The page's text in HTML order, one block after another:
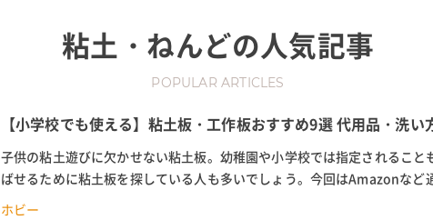
粘土・ねんどの人気記事
POPULAR ARTICLES
【小学校でも使える】粘土板・工作板おすすめ9選 代用品・洗い
子供の粘土遊びに欠かせない粘土板。幼稚園や小学校では指定されること
ばせるために粘土板を探している人も多いでしょう。今回はAmazonなど
板・工作板を紹介。幼児や園児、小学生が楽しく使え、幼...
ホビー